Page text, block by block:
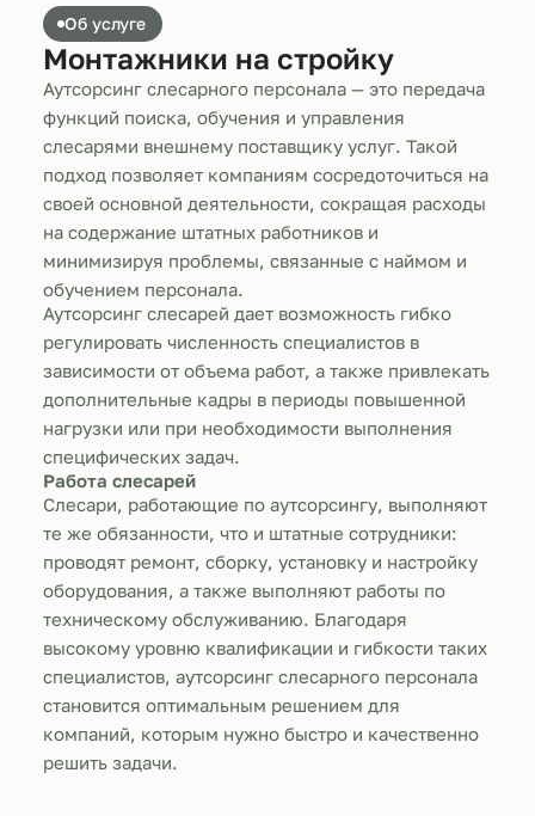
Об услуге
Монтажники на стройку
Аутсорсинг слесарного персонала — это передача
функций поиска, обучения и управления
слесарями внешнему поставщику услуг. Такой
подход позволяет компаниям сосредоточиться на
своей основной деятельности, сокращая расходы
на содержание штатных работников и
минимизируя проблемы, связанные с наймом и
обучением персонала.
Аутсорсинг слесарей дает возможность гибко
регулировать численность специалистов в
зависимости от объема работ, а также привлекать
дополнительные кадры в периоды повышенной
нагрузки или при необходимости выполнения
специфических задач.
Работа слесарей
Слесари, работающие по аутсорсингу, выполняют
те же обязанности, что и штатные сотрудники:
проводят ремонт, сборку, установку и настройку
оборудования, а также выполняют работы по
техническому обслуживанию. Благодаря
высокому уровню квалификации и гибкости таких
специалистов, аутсорсинг слесарного персонала
становится оптимальным решением для
компаний, которым нужно быстро и качественно
решить задачи.